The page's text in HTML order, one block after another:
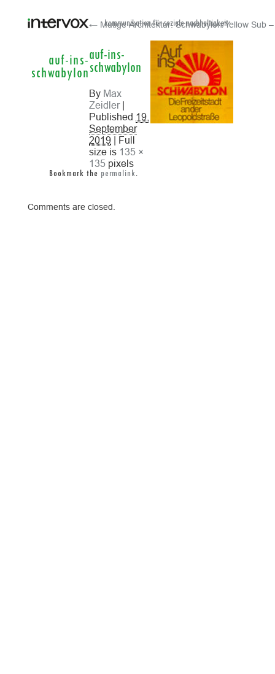
auf-ins-
schwabylon
kommunikation für soziale nachhaltigkeit
← Mutige Architektur: Schwabylon/Yellow Sub
auf-ins-
schwabylon
By Max
Zeidler|
Published 19.
September
2019 | Full
size is 135 ×
135 pixels
Bookmark the permalink.
Comments are closed.